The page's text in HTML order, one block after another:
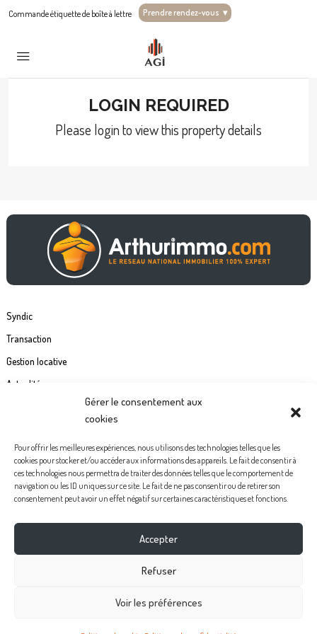
Gérer le consentement aux
cookies
Pour offrir les meilleures expériences, nous utilisons des technologies telles que les
cookies pour stocker et/ou accéder aux informations des appareils. Le fait de consentir à
ces technologies nous permettra de traiter des données telles que le comportement de
navigation ou les ID uniques sur ce site. Le fait de ne pas consentir ou de retirer son
consentement peut avoir un effet négatif sur certaines caractéristiques et fonctions.
Accepter
Refuser
Voir les préférences
Commande étiquette de boîte à lettre Prendre rendez-vous ▾
LOGIN REQUIRED
Please login to view this property details
Syndic
Transaction
Gestion locative
Actualités
Politiques de confidentialité
Mentions légales
Instagram